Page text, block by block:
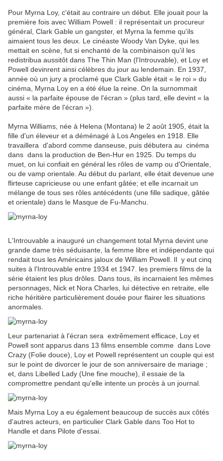
Pour Myrna Loy, c'était au contraire un début. Elle jouait pour la
première fois avec William Powell : il représentait un procureur
général, Clark Gable un gangster, et Myrna la femme qu'ils
aimaient tous les deux. Le cinéaste Woody Van Dyke, qui les
mettait en scène, fut si enchanté de la combinaison qu'il les
redistribua aussitôt dans The Thin Man (l'Introuvable), et Loy et
Powell devinrent ainsi célèbres du jour au lendemain. En 1937,
année où un jury a proclamé que Clark Gable était « le roi » du
cinéma, Myrna Loy en a été élue la reine. On la surnommait
aussi « la parfaite épouse de l'écran » (plus tard, elle devint « la
parfaite mère de l'écran »).
Myrna Williams, née à Helena (Montana) le 2 août 1905, était la
fille d'un éleveur et a déménagé à Los Angeles en 1918. Elle
travaillera d'abord comme danseuse, puis débutera au cinéma
dans dans la production de Ben-Hur en 1925. Du temps du
muet, on lui confiait en général les rôles de vamp ou d'Orientale,
ou de vamp orientale. Au début du parlant, elle était devenue une
flirteuse capricieuse ou une enfant gâtée; et elle incarnait un
mélange de tous ses rôles antécédents (une fille sadique, gâtée
et orientale) dans le Masque de Fu-Manchu.
L'Introuvable a inauguré un changement total Myrna devint une
grande dame très séduisante, la femme libre et indépendante qui
rendait tous les Américains jaloux de William Powell. Il y eut cinq
suites à l'Introuvable entre 1934 et 1947. les premiers films de la
série étaient les plus drôles. Dans tous, ils incarnaient les mêmes
personnages, Nick et Nora Charles, lui détective en retraite, elle
riche héritière particulièrement douée pour flairer les situations
anormales.
Leur partenariat à l'écran sera extrêmement efficace, Loy et
Powell sont apparus dans 13 films ensemble comme dans Love
Crazy (Folie douce), Loy et Powell représentent un couple qui est
sur le point de divorcer le jour de son anniversaire de mariage ;
et, dans Libelled Lady (Une fine mouche), il essaie de la
compromettre pendant qu'elle intente un procès à un journal.
Mais Myrna Loy a eu également beaucoup de succès aux côtés
d'autres acteurs, en particulier Clark Gable dans Too Hot to
Handle et dans Pilote d'essai.